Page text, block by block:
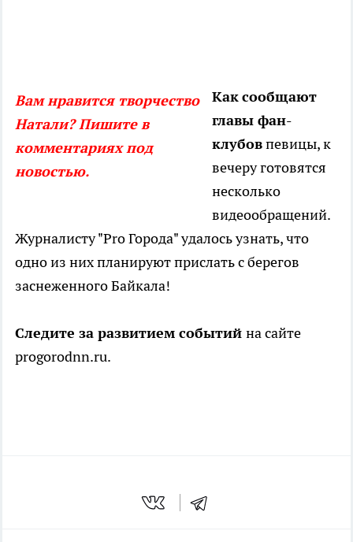
Вам нравится творчество
Натали? Пишите в
комментариях под
новостью.
Каксообщают
главы фан-
клубовпевицы, к
вечеру готовятся
несколько
видеообращений.
Журналисту "Pro Города" удалось узнать, что
одно из них планируют прислать с берегов
заснеженного Байкала!
Следите за развитием событий на сайте
progorodnn.ru.